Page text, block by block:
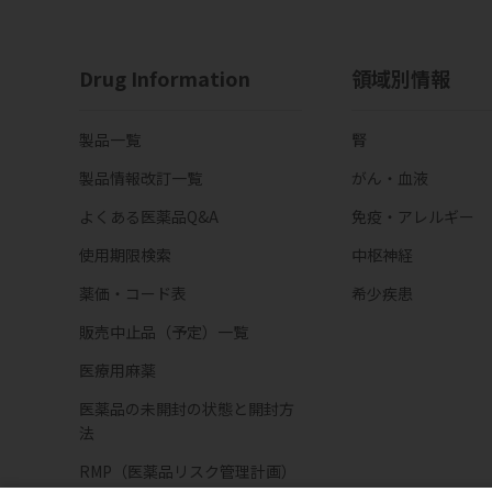
Drug Information
製品一覧
製品情報改訂一覧
よくある医薬品Q&A
使用期限検索
薬価・コード表
販売中止品（予定）一覧
医療用麻薬
医薬品の未開封の状態と開封方
法
RMP（医薬品リスク管理計画）
領域別情報
腎
がん・血液
免疫・アレルギー
中枢神経
希少疾患